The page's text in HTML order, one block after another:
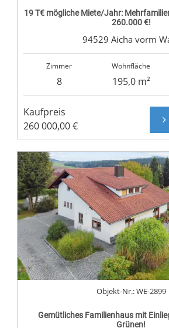
19 T€ mögliche Miete/Jahr:
260.000 €!
94529 Aicha vorm
Zimmer
8
Wohnfläche
195,0 m²
Kaufpreis
260 000,00 €
Gemütliches Familienhaus mit
Grünen!
Objekt-Nr.: WE-2899